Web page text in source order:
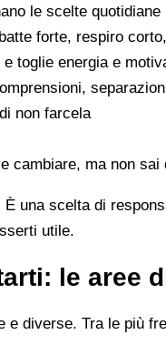
le scelte quotidiane
forte, respiro
toglie energia e
non farcela
cambiare, ma non sai
una scelta di
utile.
le aree
e diverse. Tra le più